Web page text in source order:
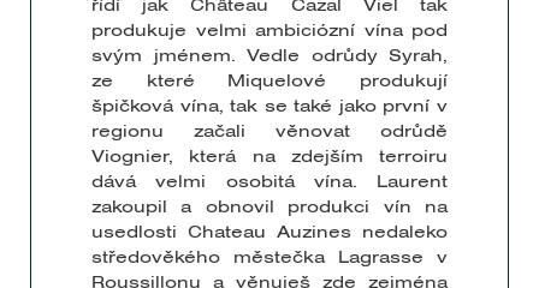
produkuje velmi ambiciózní vína pod
svým jménem. Vedle odrůdy Syrah,
ze které Miquelové produkují
špičková vína, tak se také jako první v
regionu začali věnovat odrůdě
Viognier, která na zdejším terroiru
dává velmi osobitá vína. Laurent
zakoupil a obnovil produkci vín na
usedlosti Chateau Auzines nedaleko
středověkého městečka Lagrasse v
Roussillonu a věnuješ zde zejména